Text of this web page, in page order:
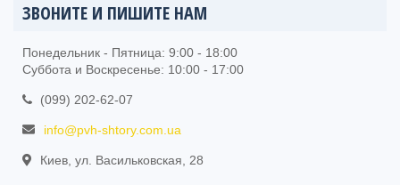
ЗВОНИТЕ И ПИШИТЕ НАМ
Понедельник - Пятница: 9:00 - 18:00
Суббота и Воскресенье: 10:00 - 17:00
(099) 202-62-07
info@pvh-shtory.com.ua
Киев, ул. Васильковская, 28